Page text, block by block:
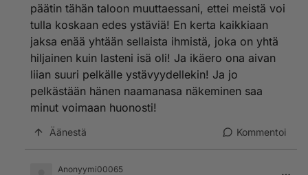
päätin tähän taloon muuttaessani, ettei meistä voi
tulla koskaan edes ystäviä! En kerta kaikkiaan
jaksa enää yhtään sellaista ihmistä, joka on yhtä
hiljainen kuin lasteni isä oli! Ja ikäero ona aivan
liian suuri pelkälle ystävyydellekin! Ja jo
pelkästään hänen naamanasa näkeminen saa
minut voimaan huonosti!
Äänestä Kommentoi
Anonyymi00065